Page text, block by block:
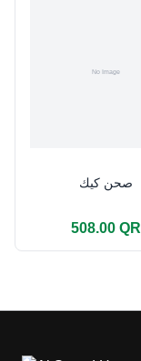
صحن كيك
508.00 QR